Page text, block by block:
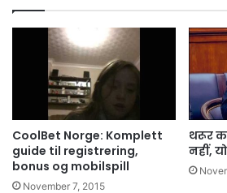
CoolBet Norge: Komplett
guide til registrering,
bonus og mobilspill
November 7, 2015
थरूर
नहीं,